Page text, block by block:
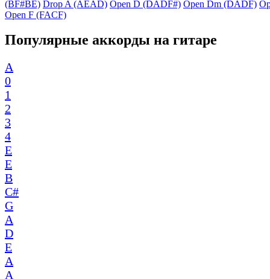
(BF#BE) Drop A (AEAD) Open D (DADF#) Open Dm (DADF)
Open F (FACF)
Популярные аккорды на гитаре
A
0
1
2
3
4
E
E
B
C#
G
A
D
E
A
A